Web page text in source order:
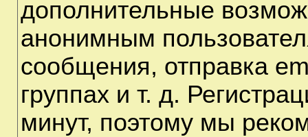
дополнительные
анонимным
сообщения, отправка
группах и т. д.
минут, поэтому мы